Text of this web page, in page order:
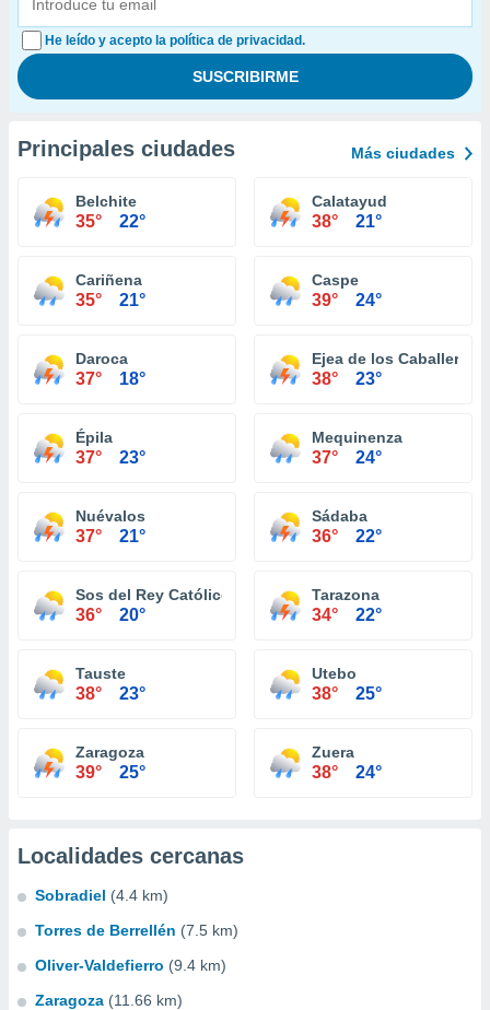
He leído y acepto la política de privacidad.
Principales ciudades Más ciudades
Belchite
35° 22°
Calatayud
38° 21°
Cariñena
35° 21°
Caspe
39° 24°
Daroca
37° 18°
Ejea de los Caballeros
38° 23°
Épila
37° 23°
Mequinenza
37° 24°
Nuévalos
37° 21°
Sádaba
36° 22°
Sos del Rey Católico
36° 20°
Tarazona
34° 22°
Tauste
38° 23°
Utebo
38° 25°
Zaragoza
39° 25°
Zuera
38° 24°
Localidades cercanas
Sobradiel (4.4 km)
Torres de Berrellén (7.5 km)
Oliver-Valdefierro (9.4 km)
Zaragoza (11.66 km)